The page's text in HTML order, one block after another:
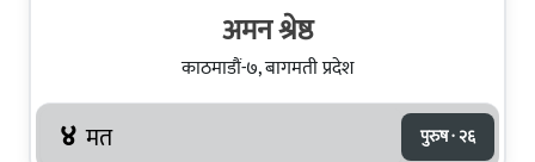
अमन श्रेष्ठ
काठमाडौं-७, बागमती प्रदेश
४ मत पुरुष · २६